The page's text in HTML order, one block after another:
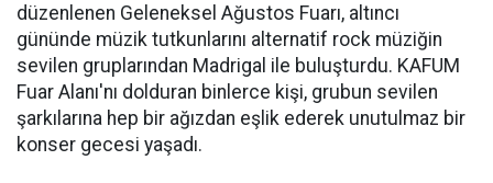
düzenlenen Geleneksel Ağustos Fuarı, altıncı
gününde müzik tutkunlarını alternatif rock müziğin
sevilen gruplarından Madrigal ile buluşturdu. KAFUM
Fuar Alanı'nı dolduran binlerce kişi, grubun sevilen
şarkılarına hep bir ağızdan eşlik ederek unutulmaz bir
konser gecesi yaşadı.